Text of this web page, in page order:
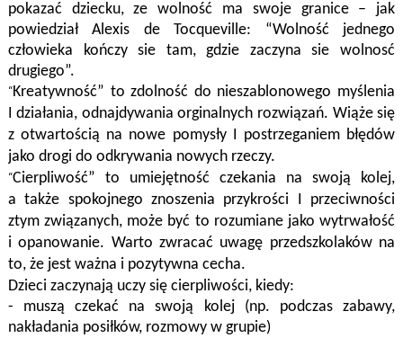
pokazać dziecku, ze wolność ma swoje granice – jak
powiedział Alexis de Tocqueville: “Wolność jednego
człowieka kończy sie tam, gdzie zaczyna sie wolnosć
drugiego”.
“Kreatywność” to zdolność do nieszablonowego myślenia
I działania, odnajdywania orginalnych rozwiązań. Wiąże się
z otwartością na nowe pomysły I postrzeganiem błędów
jako drogi do odkrywania nowych rzeczy.
“Cierpliwość” to umiejętność czekania na swoją kolej,
a także spokojnego znoszenia przykrości I przeciwności
ztym związanych, może być to rozumiane jako wytrwałość
i opanowanie. Warto zwracać uwagę przedszkolaków na
to, że jest ważna i pozytywna cecha.
Dzieci zaczynają uczy się cierpliwości, kiedy:
- muszą czekać na swoją kolej (np. podczas zabawy,
nakładania posiłków, rozmowy w grupie)